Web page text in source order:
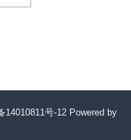
14010811号-12 Powered by